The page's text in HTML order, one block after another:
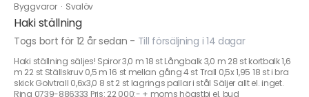
Byggvaror · Svalöv
Haki ställning
Togs bort för 12 år sedan - Till försäljning i 14 dagar
Haki ställning säljes! Spiror 3,0 m 18 st Långbalk 3,0 m 28 st kortbalk 1,6
m 22 st Ställskruv 0,5 m 16 st mellan gång 4 st Trall 0,5x 1,95 18 st i bra
skick Golvtrall 0,6x3,0 8 st 2 st lagrings pallar i stål Säljer allt el. inget.
Ring 0739-886333 Pris: 22 000:- + moms högstbj el. bud